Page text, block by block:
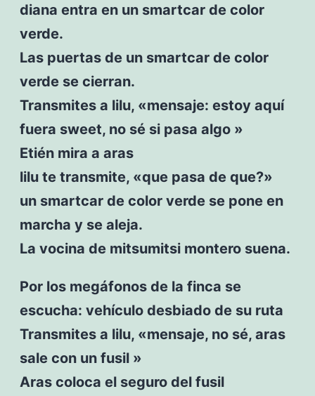
diana entra en un smartcar de color
verde.
Las puertas de un smartcar de color
verde se cierran.
Transmites a lilu, «mensaje: estoy aquí
fuera sweet, no sé si pasa algo »
Etién mira a aras
lilu te transmite, «que pasa de que?»
un smartcar de color verde se pone en
marcha y se aleja.
La vocina de mitsumitsi montero suena.
Por los megáfonos de la finca se
escucha: vehículo desbiado de su ruta
Transmites a lilu, «mensaje, no sé, aras
sale con un fusil »
Aras coloca el seguro del fusil